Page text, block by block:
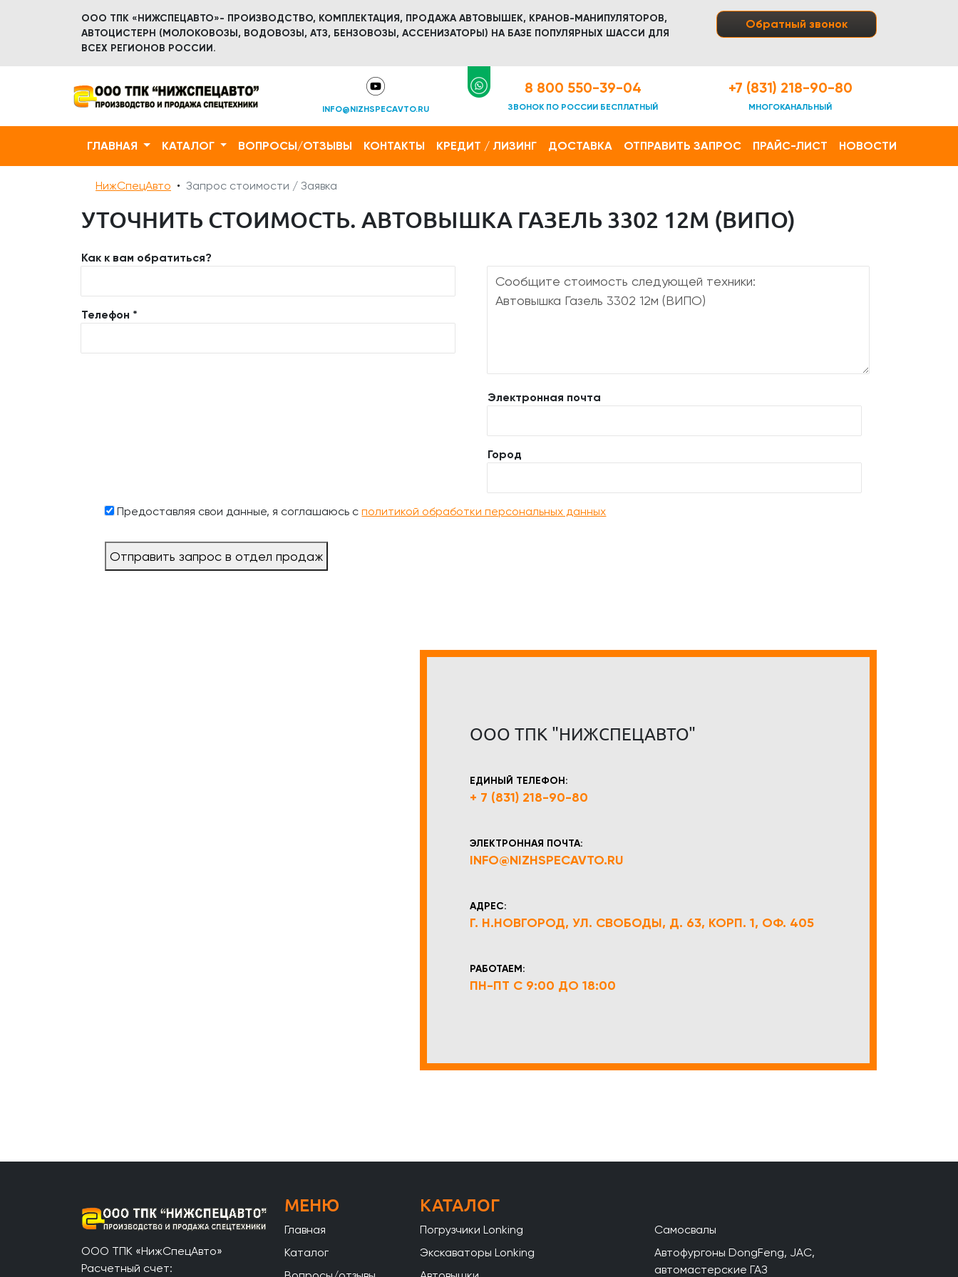
ООО ТПК «НИЖСПЕЦАВТО»- ПРОИЗВОДСТВО, КОМПЛЕКТАЦИЯ, ПРОДАЖА АВТОВЫШЕК, КРАНОВ-МАНИПУЛЯТОРОВ,
АВТОЦИСТЕРН (МОЛОКОВОЗЫ, ВОДОВОЗЫ, АТЗ, БЕНЗОВОЗЫ, АССЕНИЗАТОРЫ) НА БАЗЕ ПОПУЛЯРНЫХ ШАССИ ДЛЯ
ВСЕХ РЕГИОНОВ РОССИИ.
Обратный звонок
INFO@NIZHSPECAVTO.RU
8 800 550-39-04
ЗВОНОК ПО РОССИИ БЕСПЛАТНЫЙ
+7 (831) 218-90-80
МНОГОКАНАЛЬНЫЙ
ГЛАВНАЯ КАТАЛОГ ВОПРОСЫ/ОТЗЫВЫ КОНТАКТЫ КРЕДИТ / ЛИЗИНГ ДОСТАВКА ОТПРАВИТЬ ЗАПРОС ПРАЙС-ЛИСТ НОВОСТИ
НижСпецАвто Запрос стоимости / Заявка
УТОЧНИТЬ СТОИМОСТЬ. АВТОВЫШКА ГАЗЕЛЬ 3302 12М (ВИПО)
Как к вам обратиться?
Телефон *
Электронная почта
Город
Предоставляя свои данные, я соглашаюсь сполитикой обработки персональных данных
Отправить запрос в отдел продаж
ООО ТПК "НИЖСПЕЦАВТО"
ЕДИНЫЙ ТЕЛЕФОН:
+ 7 (831) 218-90-80
ЭЛЕКТРОННАЯ ПОЧТА:
INFO@NIZHSPECAVTO.RU
АДРЕС:
Г. Н.НОВГОРОД, УЛ. СВОБОДЫ, Д. 63, КОРП. 1, ОФ. 405
РАБОТАЕМ:
ПН-ПТ С 9:00 ДО 18:00
ООО ТПК «НижСпецАвто»
Расчетный счет:
МЕНЮ
Главная
Каталог
КАТАЛОГ
Погрузчики Lonking
Экскаваторы Lonking
Самосвалы
Автофургоны DongFeng, JAC,
автомастерские ГАЗ